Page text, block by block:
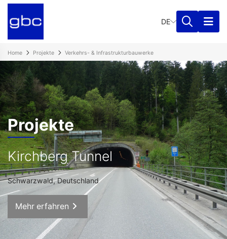
DE
Home Projekte Verkehrs- & Infrastrukturbauwerke
Projekte
Kirchberg Tunnel
Schwarzwald, Deutschland
Mehr erfahren